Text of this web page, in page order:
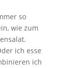
so
wie zum
ich esse
ich